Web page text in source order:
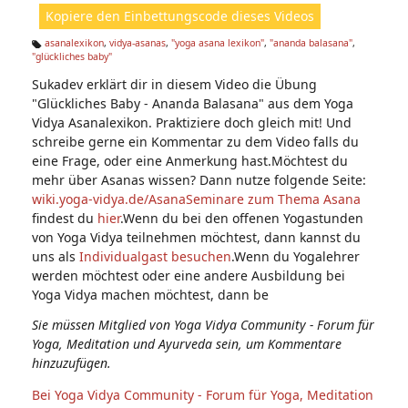
n:
Kopiere den Einbettungscode dieses Videos
Ta
s:
asanalexikon, vidya-asanas, "yoga asana lexikon", "ananda balasana",
"glückliches baby"
Sukadev erklärt dir in diesem Video die Übung
"Glückliches Baby - Ananda Balasana" aus dem Yoga
Vidya Asanalexikon. Praktiziere doch gleich mit! Und
schreibe gerne ein Kommentar zu dem Video falls du
eine Frage, oder eine Anmerkung hast.Möchtest du
mehr über Asanas wissen? Dann nutze folgende Seite:
wiki.yoga-vidya.de/AsanaSeminare zum Thema Asana
findest du hier.Wenn du bei den offenen Yogastunden
von Yoga Vidya teilnehmen möchtest, dann kannst du
uns als Individualgast besuchen.Wenn du Yogalehrer
werden möchtest oder eine andere Ausbildung bei
Yoga Vidya machen möchtest, dann be
Sie müssen Mitglied von Yoga Vidya Community - Forum für
Yoga, Meditation und Ayurveda sein, um Kommentare
hinzuzufügen.
Bei Yoga Vidya Community - Forum für Yoga, Meditation